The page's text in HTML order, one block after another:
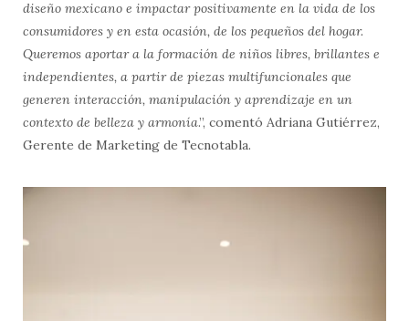
diseño mexicano e impactar positivamente en la vida de los
consumidores y en esta ocasión, de los pequeños del hogar.
Queremos aportar a la formación de niños libres, brillantes e
independientes, a partir de piezas multifuncionales que
generen interacción, manipulación y aprendizaje en un
contexto de belleza y armonía.”, comentó Adriana Gutiérrez,
Gerente de Marketing de Tecnotabla.